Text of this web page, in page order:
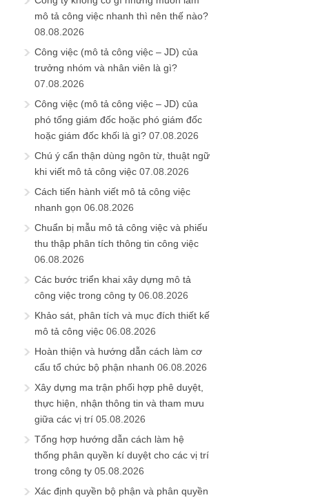
mô tả công việc nhanh thì nên thế nào?
08.08.2026
Công việc (mô tả công việc – JD) của
trưởng nhóm và nhân viên là gì?
07.08.2026
Công việc (mô tả công việc – JD) của
phó tổng giám đốc hoặc phó giám đốc
hoặc giám đốc khối là gì? 07.08.2026
Chú ý cẩn thận dùng ngôn từ, thuật ngữ
khi viết mô tả công việc 07.08.2026
Cách tiến hành viết mô tả công việc
nhanh gọn 06.08.2026
Chuẩn bị mẫu mô tả công việc và phiếu
thu thập phân tích thông tin công việc
06.08.2026
Các bước triển khai xây dựng mô tả
công việc trong công ty 06.08.2026
Khảo sát, phân tích và mục đích thiết kế
mô tả công việc 06.08.2026
Hoàn thiện và hướng dẫn cách làm cơ
cấu tổ chức bộ phận nhanh 06.08.2026
Xây dựng ma trận phối hợp phê duyệt,
thực hiện, nhận thông tin và tham mưu
giữa các vị trí 05.08.2026
Tổng hợp hướng dẫn cách làm hệ
thống phân quyền kí duyệt cho các vị trí
trong công ty 05.08.2026
Xác định quyền bộ phận và phân quyền